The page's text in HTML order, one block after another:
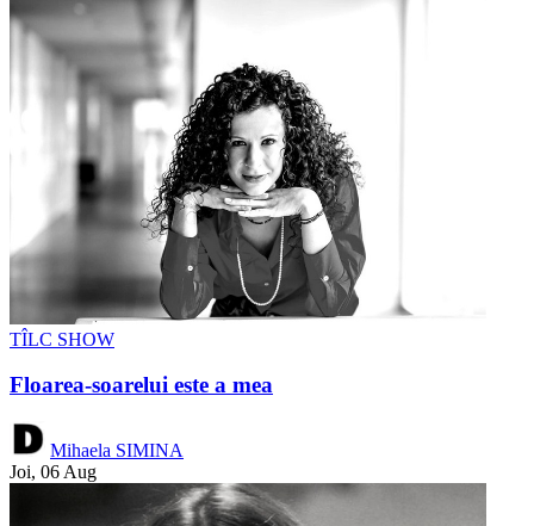
TÎLC SHOW
Floarea-soarelui este a mea
Mihaela SIMINA
Joi, 06 Aug